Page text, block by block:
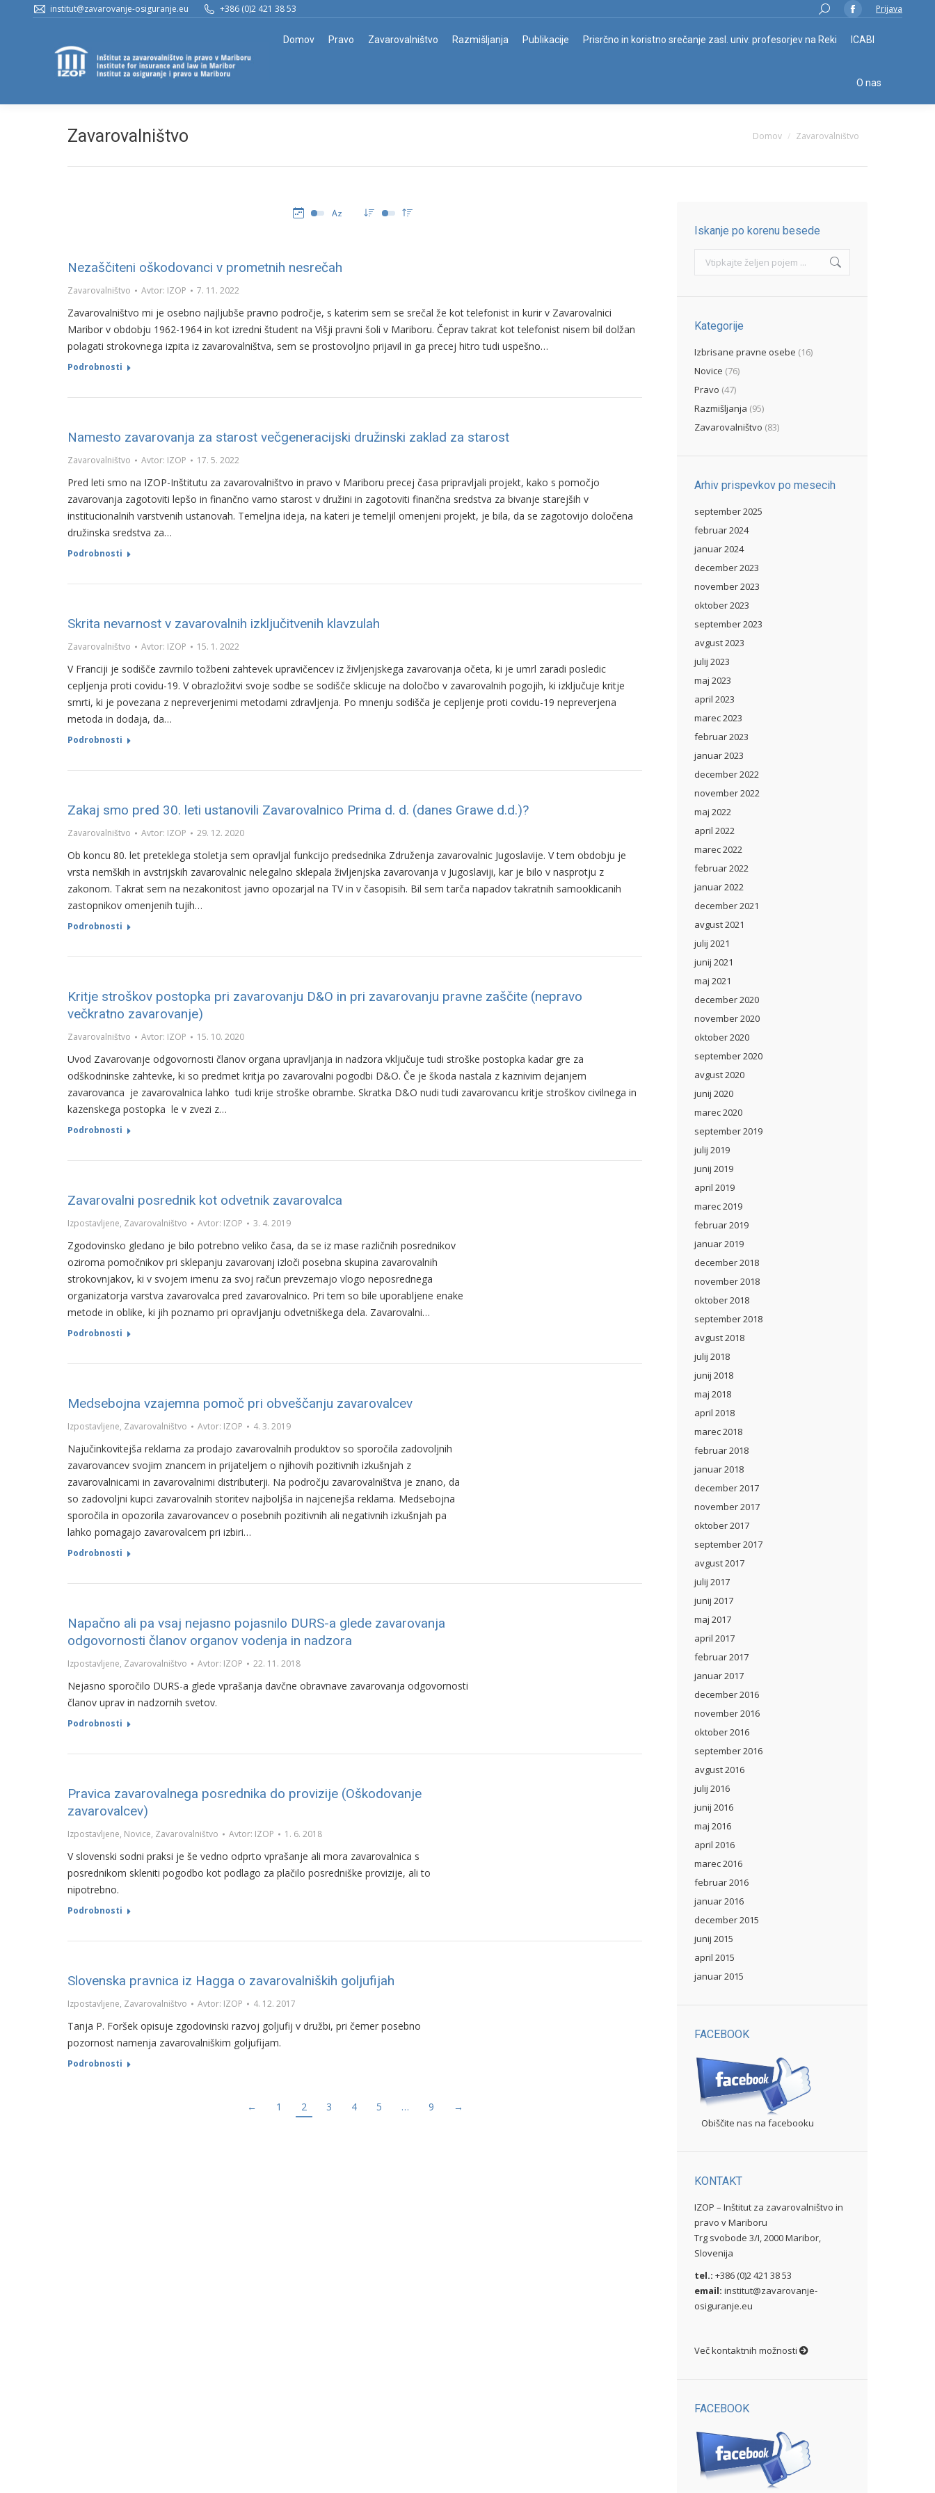
institut@zavarovanje-osiguranje.eu +386 (0)2 421 38 53 Search:
Facebook
page
new
window
Prijava
Domov Pravo Zavarovalništvo Razmišljanja Publikacije Prisrčno in koristno srečanje zasl. univ. profesorjev na Reki ICABI
O nas
Zavarovalništvo You are here:
Domov Zavarovalništvo
Nezaščiteni oškodovanci v prometnih nesrečah
Zavarovalništvo Avtor: IZOP 7. 11. 2022
Zavarovalništvo mi je osebno najljubše pravno področje, s katerim sem se srečal že kot telefonist in kurir v Zavarovalnici
Maribor v obdobju 1962-1964 in kot izredni študent na Višji pravni šoli v Mariboru. Čeprav takrat kot telefonist nisem bil dolžan
polagati strokovnega izpita iz zavarovalništva, sem se prostovoljno prijavil in ga precej hitro tudi uspešno…
Podrobnosti
Namesto zavarovanja za starost večgeneracijski družinski zaklad za starost
Zavarovalništvo Avtor: IZOP 17. 5. 2022
Pred leti smo na IZOP-Inštitutu za zavarovalništvo in pravo v Mariboru precej časa pripravljali projekt, kako s pomočjo
zavarovanja zagotoviti lepšo in finančno varno starost v družini in zagotoviti finančna sredstva za bivanje starejših v
institucionalnih varstvenih ustanovah. Temeljna ideja, na kateri je temeljil omenjeni projekt, je bila, da se zagotovijo določena
družinska sredstva za…
Podrobnosti
Skrita nevarnost v zavarovalnih izključitvenih klavzulah
Zavarovalništvo Avtor: IZOP 15. 1. 2022
V Franciji je sodišče zavrnilo tožbeni zahtevek upravičencev iz življenjskega zavarovanja očeta, ki je umrl zaradi posledic
cepljenja proti covidu-19. V obrazložitvi svoje sodbe se sodišče sklicuje na določbo v zavarovalnih pogojih, ki izključuje kritje
smrti, ki je povezana z nepreverjenimi metodami zdravljenja. Po mnenju sodišča je cepljenje proti covidu-19 nepreverjena
metoda in dodaja, da…
Podrobnosti
Zakaj smo pred 30. leti ustanovili Zavarovalnico Prima d. d. (danes Grawe d.d.)?
Zavarovalništvo Avtor: IZOP 29. 12. 2020
Ob koncu 80. let preteklega stoletja sem opravljal funkcijo predsednika Združenja zavarovalnic Jugoslavije. V tem obdobju je
vrsta nemških in avstrijskih zavarovalnic nelegalno sklepala življenjska zavarovanja v Jugoslaviji, kar je bilo v nasprotju z
zakonom. Takrat sem na nezakonitost javno opozarjal na TV in v časopisih. Bil sem tarča napadov takratnih samooklicanih
zastopnikov omenjenih tujih…
Podrobnosti
Kritje stroškov postopka pri zavarovanju D&O in pri zavarovanju pravne zaščite (nepravo
večkratno zavarovanje)
Zavarovalništvo Avtor: IZOP 15. 10. 2020
Uvod Zavarovanje odgovornosti članov organa upravljanja in nadzora vključuje tudi stroške postopka kadar gre za
odškodninske zahtevke, ki so predmet kritja po zavarovalni pogodbi D&O. Če je škoda nastala z kaznivim dejanjem
zavarovanca je zavarovalnica lahko tudi krije stroške obrambe. Skratka D&O nudi tudi zavarovancu kritje stroškov civilnega in
kazenskega postopka le v zvezi z…
Podrobnosti
Zavarovalni posrednik kot odvetnik zavarovalca
Izpostavljene, Zavarovalništvo Avtor: IZOP 3. 4. 2019
Zgodovinsko gledano je bilo potrebno veliko časa, da se iz mase različnih posrednikov
oziroma pomočnikov pri sklepanju zavarovanj izloči posebna skupina zavarovalnih
strokovnjakov, ki v svojem imenu za svoj račun prevzemajo vlogo neposrednega
organizatorja varstva zavarovalca pred zavarovalnico. Pri tem so bile uporabljene enake
metode in oblike, ki jih poznamo pri opravljanju odvetniškega dela. Zavarovalni…
Podrobnosti
Medsebojna vzajemna pomoč pri obveščanju zavarovalcev
Izpostavljene, Zavarovalništvo Avtor: IZOP 4. 3. 2019
Najučinkovitejša reklama za prodajo zavarovalnih produktov so sporočila zadovoljnih
zavarovancev svojim znancem in prijateljem o njihovih pozitivnih izkušnjah z
zavarovalnicami in zavarovalnimi distributerji. Na področju zavarovalništva je znano, da
so zadovoljni kupci zavarovalnih storitev najboljša in najcenejša reklama. Medsebojna
sporočila in opozorila zavarovancev o posebnih pozitivnih ali negativnih izkušnjah pa
lahko pomagajo zavarovalcem pri izbiri…
Podrobnosti
Napačno ali pa vsaj nejasno pojasnilo DURS-a glede zavarovanja
odgovornosti članov organov vodenja in nadzora
Izpostavljene, Zavarovalništvo Avtor: IZOP 22. 11. 2018
Nejasno sporočilo DURS-a glede vprašanja davčne obravnave zavarovanja odgovornosti
članov uprav in nadzornih svetov.
Podrobnosti
Pravica zavarovalnega posrednika do provizije (Oškodovanje
zavarovalcev)
Izpostavljene, Novice, Zavarovalništvo Avtor: IZOP 1. 6. 2018
V slovenski sodni praksi je še vedno odprto vprašanje ali mora zavarovalnica s
posrednikom skleniti pogodbo kot podlago za plačilo posredniške provizije, ali to
nipotrebno.
Podrobnosti
Slovenska pravnica iz Hagga o zavarovalniških goljufijah
Izpostavljene, Zavarovalništvo Avtor: IZOP 4. 12. 2017
Tanja P. Foršek opisuje zgodovinski razvoj goljufij v družbi, pri čemer posebno
pozornost namenja zavarovalniškim goljufijam.
Podrobnosti
← 1 2 3 4 5 … 9 →
Iskanje po korenu besede
Search:
Kategorije
Izbrisane pravne osebe (16)
Novice (76)
Pravo (47)
Razmišljanja (95)
Zavarovalništvo (83)
Arhiv prispevkov po mesecih
september 2025
februar 2024
januar 2024
december 2023
november 2023
oktober 2023
september 2023
avgust 2023
julij 2023
maj 2023
april 2023
marec 2023
februar 2023
januar 2023
december 2022
november 2022
maj 2022
april 2022
marec 2022
februar 2022
januar 2022
december 2021
avgust 2021
julij 2021
junij 2021
maj 2021
december 2020
november 2020
oktober 2020
september 2020
avgust 2020
junij 2020
marec 2020
september 2019
julij 2019
junij 2019
april 2019
marec 2019
februar 2019
januar 2019
december 2018
november 2018
oktober 2018
september 2018
avgust 2018
julij 2018
junij 2018
maj 2018
april 2018
marec 2018
februar 2018
januar 2018
december 2017
november 2017
oktober 2017
september 2017
avgust 2017
julij 2017
junij 2017
maj 2017
april 2017
februar 2017
januar 2017
december 2016
november 2016
oktober 2016
september 2016
avgust 2016
julij 2016
junij 2016
maj 2016
april 2016
marec 2016
februar 2016
januar 2016
december 2015
junij 2015
april 2015
januar 2015
FACEBOOK
Obiščite nas na facebooku
KONTAKT
IZOP – Inštitut za zavarovalništvo in
pravo v Mariboru
Trg svobode 3/I, 2000 Maribor,
Slovenija
tel.: +386 (0)2 421 38 53
email: institut@zavarovanje-
osiguranje.eu
Več kontaktnih možnosti
FACEBOOK